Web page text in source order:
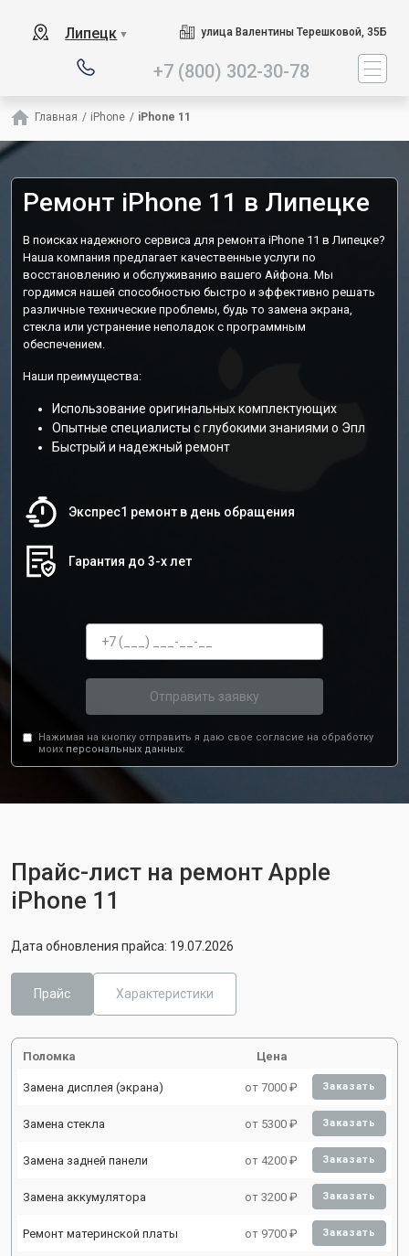
Липецк ▼ улица Валентины Терешковой, 35Б
+7 (800) 302-30-78
Главная / iPhone / iPhone 11
Ремонт iPhone 11 в Липецке
В поисках надежного сервиса для ремонта iPhone 11 в Липецке?
Наша компания предлагает качественные услуги по
восстановлению и обслуживанию вашего Айфона. Мы
гордимся нашей способностью быстро и эффективно решать
различные технические проблемы, будь то замена экрана,
стекла или устранение неполадок с программным
обеспечением.
Наши преимущества:
Использование оригинальных комплектующих
Опытные специалисты с глубокими знаниями о Эпл
Быстрый и надежный ремонт
Экспрес1 ремонт в день обращения
Гарантия до 3-х лет
Отправить заявку
Нажимая на кнопку отправить я даю свое согласие на обработку
моих персональных данных.
Прайс-лист на ремонт Apple
iPhone 11
Дата обновления прайса: 19.07.2026
Прайс Характеристики
Поломка Цена
Замена дисплея (экрана) от 7000 ₽ Заказать
Замена стекла от 5300 ₽ Заказать
Замена задней панели от 4200 ₽ Заказать
Замена аккумулятора от 3200 ₽ Заказать
Ремонт материнской платы от 9700 ₽ Заказать